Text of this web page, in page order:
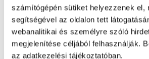
számítógépén sütiket helyezzenek el,
segítségével az oldalon tett
webanalitikai és személyre szóló
megjelenítése céljából felhasználják.
az adatkezelési tájékoztatóban.